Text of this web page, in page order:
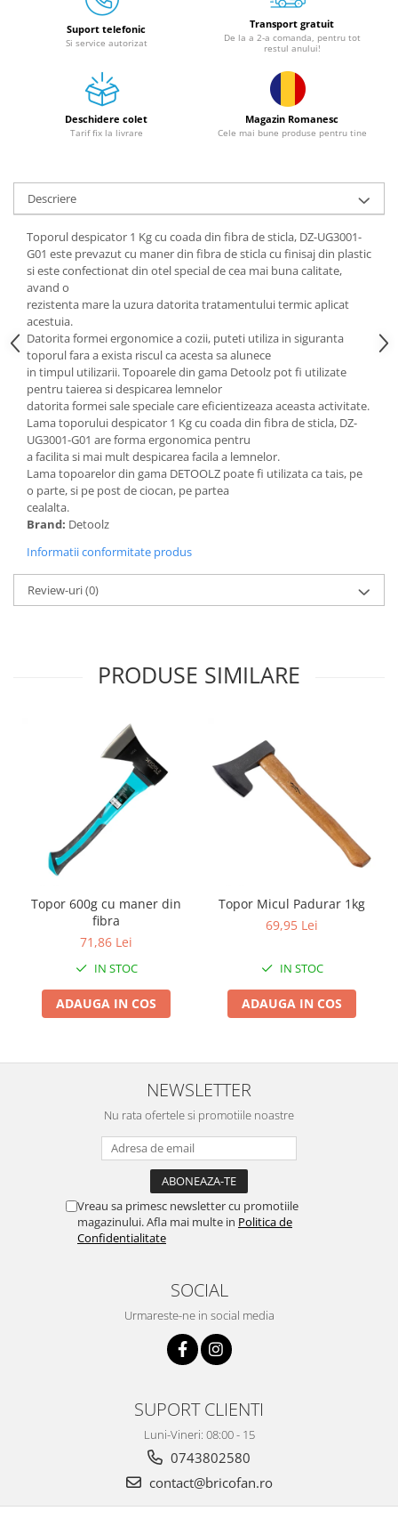
Mori pentru furaje
Mori pentru furaje si resturi
Motoare granulatoare
Piese si accesorii mori
Tocatoare furaje si crengi
Tocatoare crengi
Motocoase, Trimmere si Masini de
tuns gazon
Motocositori cu motoare 2T
Trimmere electrice
Masini de tuns gazon pe benzina
Tractoraș de tuns gazonul
Zootehnie
Incubatoare, oparitoare si
deplumatoare
Echipamente pentru animale
Aparate de tuns animale
Piese si accesorii aparate de tuns
animale
Tarcuri animale
Semanatori
Masini batut stalpi si accesorii
Roabe & accesorii
Corturi, Prelate si plase de
Zdrobitoare si teascuri
Zdrobitoare electrice
Zdrobitoare electrice & manuale
Zdrobitoare manuale
Masini de cusut si accesorii
Sere si solarii
Suflante si aspiratoare exterior
Unelte altoit
Unelte manuale de gradina -
Pentru Casa si Camping
Aragaze, plite, piese butelii de
Accesorii aragaze & butelii
Iluminat & electrice
Prelungitoare & cabluri electrice
Lumina de crestere pentru plante
Suport telefonic
Si service autorizat
Transport gratuit
De la a 2-a comanda, pentru tot
restul anului!
Deschidere colet
Tarif fix la livrare
Magazin Romanesc
Cele mai bune produse pentru tine
Descriere
Toporul despicator 1 Kg cu coada din fibra de sticla, DZ-UG3001-
G01 este prevazut cu maner din fibra de sticla cu finisaj din plastic
si este confectionat din otel special de cea mai buna calitate,
avand o
rezistenta mare la uzura datorita tratamentului termic aplicat
acestuia.
Datorita formei ergonomice a cozii, puteti utiliza in siguranta
toporul fara a exista riscul ca acesta sa alunece
in timpul utilizarii. Topoarele din gama Detoolz pot fi utilizate
pentru taierea si despicarea lemnelor
datorita formei sale speciale care eficientizeaza aceasta activitate.
Lama toporului despicator 1 Kg cu coada din fibra de sticla, DZ-
UG3001-G01 are forma ergonomica pentru
a facilita si mai mult despicarea facila a lemnelor.
Lama topoarelor din gama DETOOLZ poate fi utilizata ca tais, pe
o parte, si pe post de ciocan, pe partea
cealalta.
Brand: Detoolz
Informatii conformitate produs
Review-uri(0)
PRODUSE SIMILARE
Topor 600g cu maner din
fibra
71,86 Lei
IN STOC
ADAUGA IN COS
Topor Micul Padurar 1kg
69,95 Lei
IN STOC
ADAUGA IN COS
NEWSLETTER
Nu rata ofertele si promotiile noastre
Vreau sa primesc newsletter cu promotiile
magazinului. Afla mai multe in Politica de
Confidentialitate
SOCIAL
Urmareste-ne in social media
SUPORT CLIENTI
Luni-Vineri: 08:00 - 15
0743802580
contact@bricofan.ro